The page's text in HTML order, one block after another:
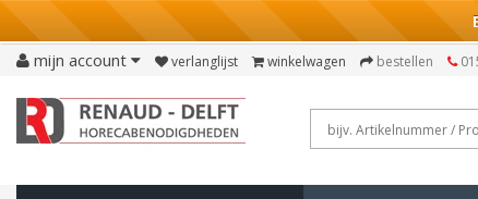
mijn account verlanglijst winkelwagen bestellen